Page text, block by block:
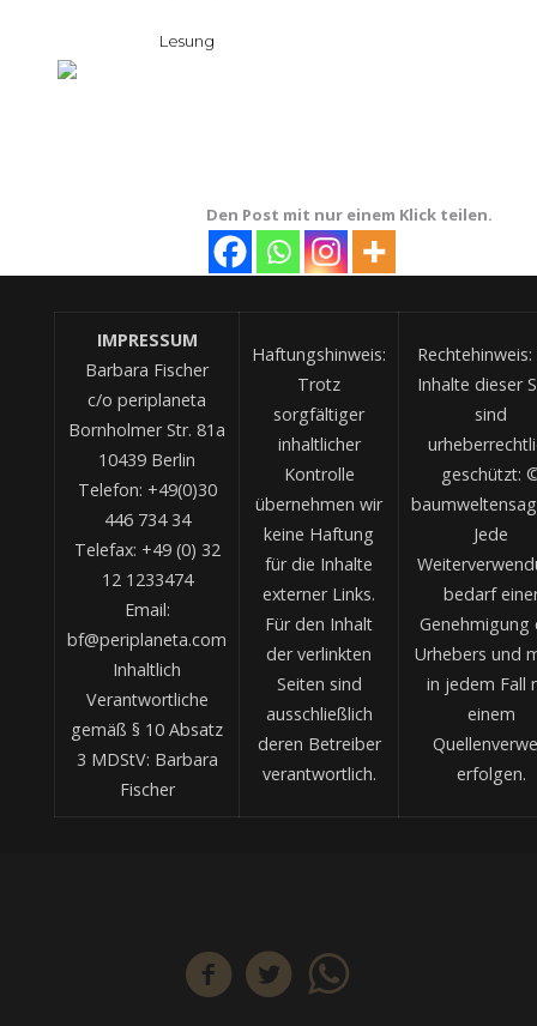
Lesung
Den Post mit nur einem Klick teilen.
IMPRESSUM
Barbara Fischer
c/o periplaneta
Bornholmer Str. 81a
10439 Berlin
Telefon: +49(0)30
446 734 34
Telefax: +49 (0) 32
12 1233474
Email:
bf@periplaneta.com
Inhaltlich
Verantwortliche
gemäß § 10 Absatz
3 MDStV: Barbara
Fischer
Haftungshinweis:
Trotz
sorgfältiger
inhaltlicher
Kontrolle
übernehmen wir
keine Haftung
für die Inhalte
externer Links.
Für den Inhalt
der verlinkten
Seiten sind
ausschließlich
deren Betreiber
verantwortlich.
Rechtehinweis:
Inhalte dieser
sind
geschützt:
Jede
bedarf
Genehmigung
Urhebers und
in jedem Fall
einem
erfolgen.